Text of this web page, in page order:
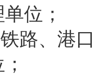
位；
铁路、港